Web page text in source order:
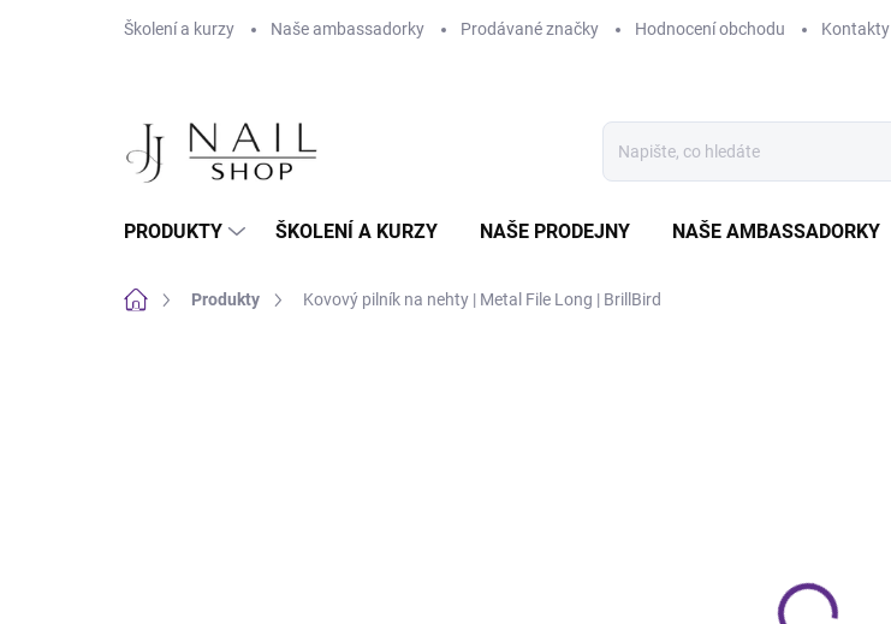
Školení a kurzy
Naše ambassadorky Prodávané značky Hodnocení obchodu Kontakty
PRODUKTY ŠKOLENÍ A KURZY NAŠE PRODEJNY NAŠE AMBASSADORKY
Domů Produkty Kovový pilník na nehty | Metal File Long | BrillBird